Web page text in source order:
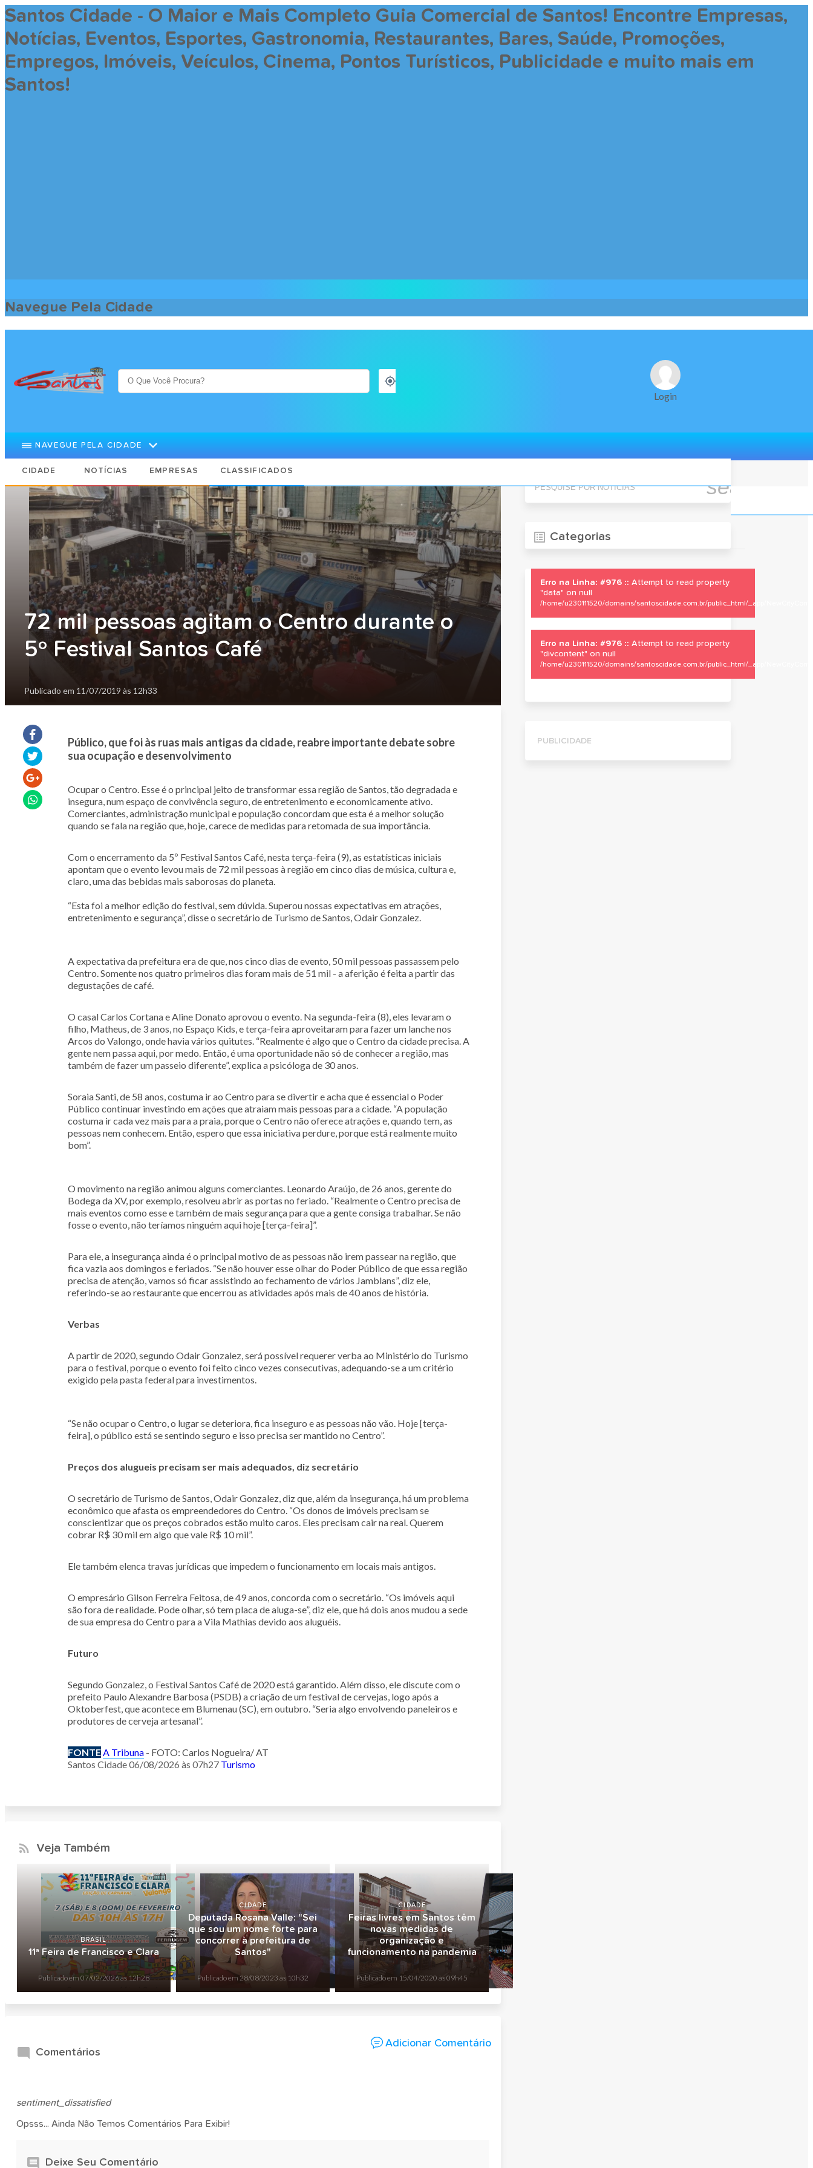
Santos Cidade - O Maior e Mais Completo Guia Comercial de Santos! Encontre Empresas,
Notícias, Eventos, Esportes, Gastronomia, Restaurantes, Bares, Saúde, Promoções,
Empregos, Imóveis, Veículos, Cinema, Pontos Turísticos, Publicidade e muito mais em
Santos!
Navegue Pela Cidade
Login
NAVEGUE PELA CIDADE
CIDADE NOTÍCIAS EMPRESAS CLASSIFICADOS
72 mil pessoas agitam o Centro durante o
5º Festival Santos Café
Publicado em 11/07/2019 às 12h33
Público, que foi às ruas mais antigas da cidade, reabre importante debate sobre
sua ocupação e desenvolvimento
Ocupar o Centro. Esse é o principal jeito de transformar essa região de Santos, tão degradada e
insegura, num espaço de convivência seguro, de entretenimento e economicamente ativo.
Comerciantes, administração municipal e população concordam que esta é a melhor solução
quando se fala na região que, hoje, carece de medidas para retomada de sua importância.
Com o encerramento da 5º Festival Santos Café, nesta terça-feira (9), as estatísticas iniciais
apontam que o evento levou mais de 72 mil pessoas à região em cinco dias de música, cultura e,
claro, uma das bebidas mais saborosas do planeta.
“Esta foi a melhor edição do festival, sem dúvida. Superou nossas expectativas em atrações,
entretenimento e segurança”, disse o secretário de Turismo de Santos, Odair Gonzalez.
A expectativa da prefeitura era de que, nos cinco dias de evento, 50 mil pessoas passassem pelo
Centro. Somente nos quatro primeiros dias foram mais de 51 mil - a aferição é feita a partir das
degustações de café.
O casal Carlos Cortana e Aline Donato aprovou o evento. Na segunda-feira (8), eles levaram o
filho, Matheus, de 3 anos, no Espaço Kids, e terça-feira aproveitaram para fazer um lanche nos
Arcos do Valongo, onde havia vários quitutes. “Realmente é algo que o Centro da cidade precisa. A
gente nem passa aqui, por medo. Então, é uma oportunidade não só de conhecer a região, mas
também de fazer um passeio diferente”, explica a psicóloga de 30 anos.
Soraia Santi, de 58 anos, costuma ir ao Centro para se divertir e acha que é essencial o Poder
Público continuar investindo em ações que atraiam mais pessoas para a cidade. “A população
costuma ir cada vez mais para a praia, porque o Centro não oferece atrações e, quando tem, as
pessoas nem conhecem. Então, espero que essa iniciativa perdure, porque está realmente muito
bom”.
O movimento na região animou alguns comerciantes. Leonardo Araújo, de 26 anos, gerente do
Bodega da XV, por exemplo, resolveu abrir as portas no feriado. “Realmente o Centro precisa de
mais eventos como esse e também de mais segurança para que a gente consiga trabalhar. Se não
fosse o evento, não teríamos ninguém aqui hoje [terça-feira]”.
Para ele, a insegurança ainda é o principal motivo de as pessoas não irem passear na região, que
fica vazia aos domingos e feriados. “Se não houver esse olhar do Poder Público de que essa região
precisa de atenção, vamos só ficar assistindo ao fechamento de vários Jamblans”, diz ele,
referindo-se ao restaurante que encerrou as atividades após mais de 40 anos de história.
Verbas
A partir de 2020, segundo Odair Gonzalez, será possível requerer verba ao Ministério do Turismo
para o festival, porque o evento foi feito cinco vezes consecutivas, adequando-se a um critério
exigido pela pasta federal para investimentos.
“Se não ocupar o Centro, o lugar se deteriora, fica inseguro e as pessoas não vão. Hoje [terça-
feira], o público está se sentindo seguro e isso precisa ser mantido no Centro”.
Preços dos alugueis precisam ser mais adequados, diz secretário
O secretário de Turismo de Santos, Odair Gonzalez, diz que, além da insegurança, há um problema
econômico que afasta os empreendedores do Centro. “Os donos de imóveis precisam se
conscientizar que os preços cobrados estão muito caros. Eles precisam cair na real. Querem
cobrar R$ 30 mil em algo que vale R$ 10 mil”.
Ele também elenca travas jurídicas que impedem o funcionamento em locais mais antigos.
O empresário Gilson Ferreira Feitosa, de 49 anos, concorda com o secretário. “Os imóveis aqui
são fora de realidade. Pode olhar, só tem placa de aluga-se”, diz ele, que há dois anos mudou a sede
de sua empresa do Centro para a Vila Mathias devido aos aluguéis.
Futuro
Segundo Gonzalez, o Festival Santos Café de 2020 está garantido. Além disso, ele discute com o
prefeito Paulo Alexandre Barbosa (PSDB) a criação de um festival de cervejas, logo após a
Oktoberfest, que acontece em Blumenau (SC), em outubro. “Seria algo envolvendo paneleiros e
produtores de cerveja artesanal”.
FONTEA Tribuna - FOTO: Carlos Nogueira/ AT
Santos Cidade06/08/2026 às 07h27 Turismo
Veja Também
BRASIL
11ª Feira de Francisco e Clara
Publicado em 07/02/2026 às 12h28
CIDADE
Deputada Rosana Valle: "Sei
que sou um nome forte para
concorrer à prefeitura de
Santos"
Publicado em 28/08/2023 às 10h32
CIDADE
Feiras livres em Santos têm
novas medidas de
organização e
funcionamento na pandemia
Publicado em 15/04/2020 às 09h45
Comentários
Adicionar Comentário
sentiment_dissatisfied
Opsss... Ainda Não Temos Comentários Para Exibir!
Deixe Seu Comentário
search
Categorias
Erro na Linha: #976 :: Attempt to read property
"data" on null
/home/u230111520/domains/santoscidade.com.br/public_html/_app/
Erro na Linha: #976 :: Attempt to read property
"divcontent" on null
/home/u230111520/domains/santoscidade.com.br/public_html/_app/
PUBLICIDADE